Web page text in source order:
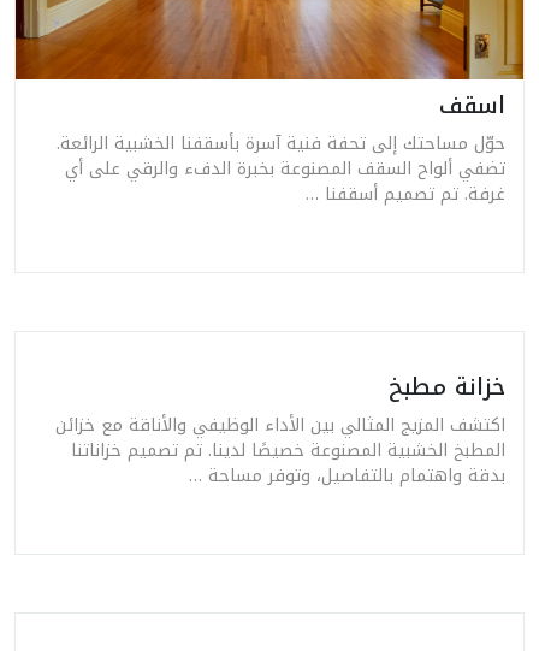
اسقف
حوّل مساحتك إلى تحفة فنية آسرة بأسقفنا الخشبية الرائعة.
تضفي ألواح السقف المصنوعة بخبرة الدفء والرقي على أي
غرفة. تم تصميم أسقفنا …
خزانة مطبخ
اكتشف المزيج المثالي بين الأداء الوظيفي والأناقة مع خزائن
المطبخ الخشبية المصنوعة خصيصًا لدينا. تم تصميم خزاناتنا
بدقة واهتمام بالتفاصيل، وتوفر مساحة …